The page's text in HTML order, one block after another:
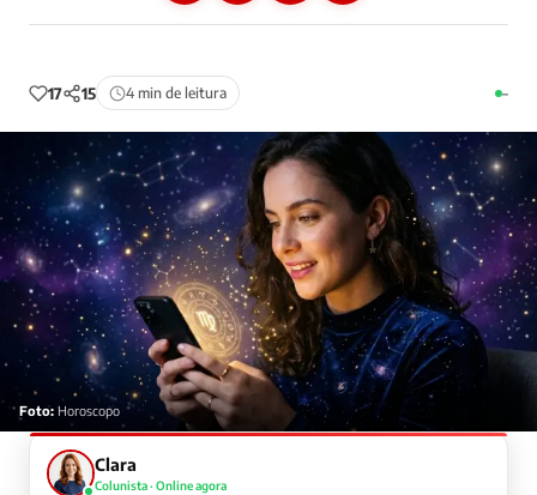
17 15 4 min de leitura –
Foto: Horoscopo
Clara
Colunista · Online agora